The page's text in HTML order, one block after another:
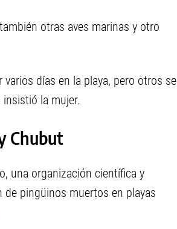
otras aves marinas y otro
días en la playa, pero otros se
la mujer.
Chubut
una organización científica y
de pingüinos muertos en playas